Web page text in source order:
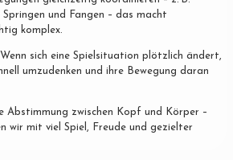
und Fangen – das macht
komplex.
Wenn sich eine Spielsituation plötzlich ändert,
umzudenken und ihre Bewegung daran
Abstimmung zwischen Kopf und Körper –
wir mit viel Spiel, Freude und gezielter